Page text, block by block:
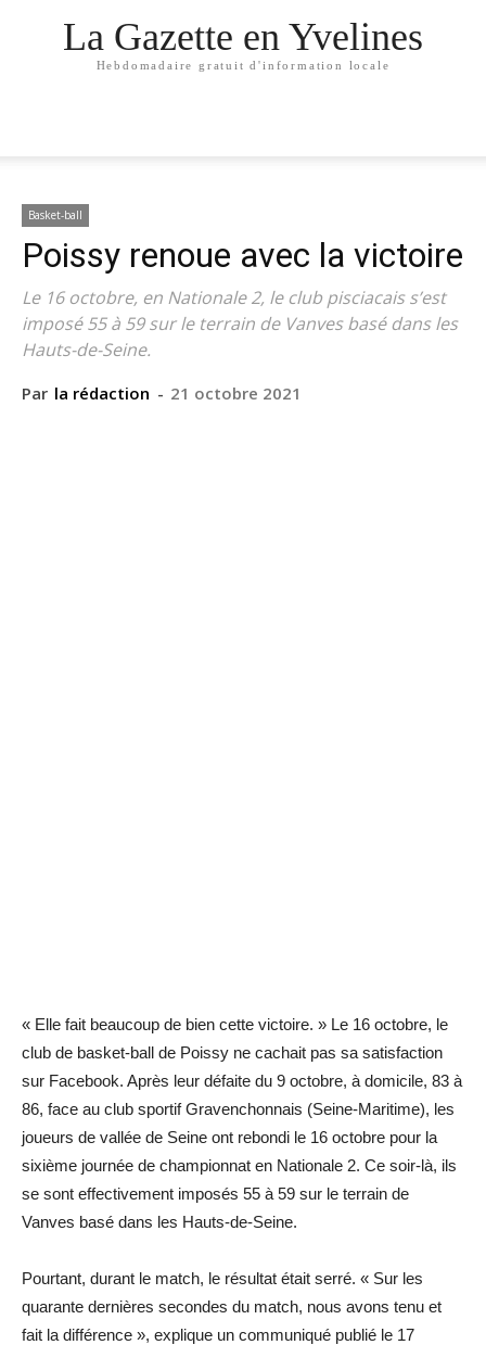
La Gazette en Yvelines
Hebdomadaire gratuit d'information locale
Basket-ball
Poissy renoue avec la victoire
Le 16 octobre, en Nationale 2, le club pisciacais s’est
imposé 55 à 59 sur le terrain de Vanves basé dans les
Hauts-de-Seine.
Par la rédaction - 21 octobre 2021
« Elle fait beaucoup de bien cette victoire. » Le 16 octobre, le
club de basket-ball de Poissy ne cachait pas sa satisfaction
sur Facebook. Après leur défaite du 9 octobre, à domicile, 83 à
86, face au club sportif Gravenchonnais (Seine-Maritime), les
joueurs de vallée de Seine ont rebondi le 16 octobre pour la
sixième journée de championnat en Nationale 2. Ce soir-là, ils
se sont effectivement imposés 55 à 59 sur le terrain de
Vanves basé dans les Hauts-de-Seine.
Pourtant, durant le match, le résultat était serré. « Sur les
quarante dernières secondes du match, nous avons tenu et
fait la différence », explique un communiqué publié le 17